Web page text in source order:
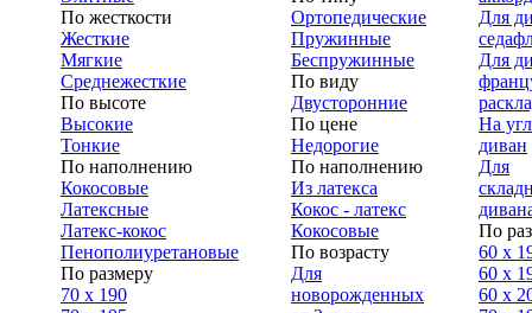
По жесткости
Жесткие
Мягкие
Среднежесткие
По высоте
Высокие
Тонкие
По наполнению
Кокосовые
Латексные
Латекс-кокос
Пенополиуретановые
По размеру
70 х 190
Ортопедические
Пружинные
Беспружинные
По виду
Двусторонние
По цене
Недорогие
По наполнению
Из латекса
Кокос - латекс
Кокосовые
По возрасту
Для
новорожденных
Для
Для
На
диван
Для
По
60 х
60 х
60 х